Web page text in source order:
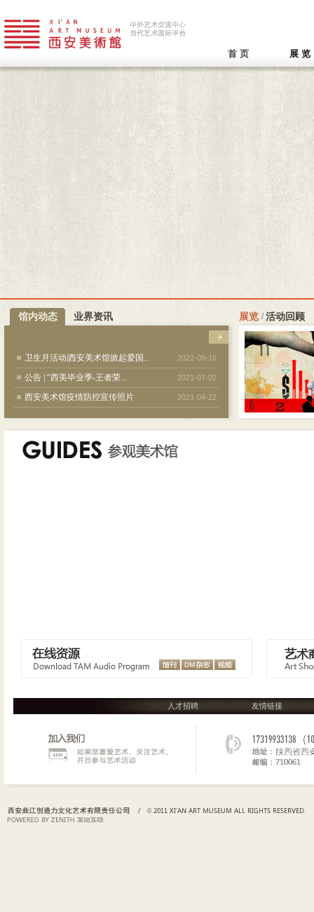
首 页 展 览
馆内动态 业界资讯
卫生月活动|西安美术馆掀起爱国... 2022-09-16
公告 | “西美毕业季-王者荣... 2021-07-02
西安美术馆疫情防控宣传照片 2021-04-22
展览 / 活动回顾
人才招聘 友情链接